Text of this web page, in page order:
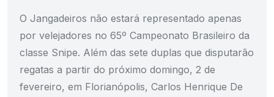
O Jangadeiros não estará representado apenas
por velejadores no 65º Campeonato Brasileiro da
classe Snipe. Além das sete duplas que disputarão
regatas a partir do próximo domingo, 2 de
fevereiro, em Florianópolis, Carlos Henrique De